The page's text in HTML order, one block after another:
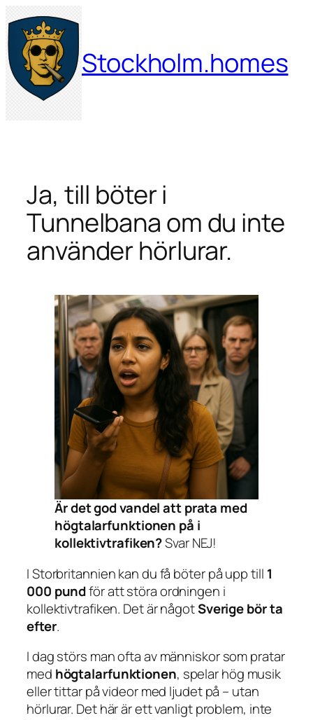
Hoppa
till
innehåll
Stockholm.homes
Ja, till böter i
Tunnelbana om du inte
använder hörlurar.
Är det god vandel att prata med
högtalarfunktionen på i
kollektivtrafiken?Svar NEJ!
I Storbritannien kan du få böter på upp till 1
000 pundför att störa ordningen i
kollektivtrafiken. Det är någotSverige bör ta
efter.
I dag störs man ofta av människor som pratar
med högtalarfunktionen, spelar hög musik
eller tittar på videor med ljudet på – utan
hörlurar. Det här är ett vanligt problem, inte